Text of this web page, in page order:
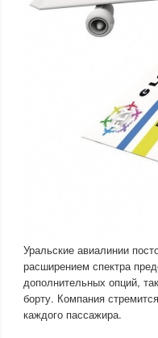
Уральские авиалинии
расширением спектра
дополнительных опций,
борту. Компания
каждого пассажира.